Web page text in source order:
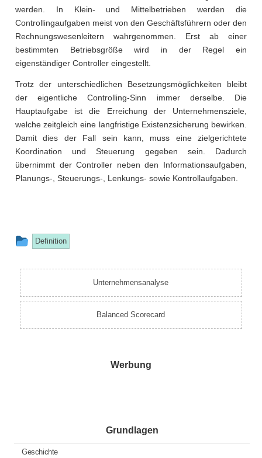
werden. In Klein- und Mittelbetrieben werden die
Controllingaufgaben meist von den Geschäftsführern oder den
Rechnungswesenleitern wahrgenommen. Erst ab einer
bestimmten Betriebsgröße wird in der Regel ein
eigenständiger Controller eingestellt.
Trotz der unterschiedlichen Besetzungsmöglichkeiten bleibt
der eigentliche Controlling-Sinn immer derselbe. Die
Hauptaufgabe ist die Erreichung der Unternehmensziele,
welche zeitgleich eine langfristige Existenzsicherung bewirken.
Damit dies der Fall sein kann, muss eine zielgerichtete
Koordination und Steuerung gegeben sein. Dadurch
übernimmt der Controller neben den Informationsaufgaben,
Planungs-, Steuerungs-, Lenkungs- sowie Kontrollaufgaben.
This
was
in
Definition
Unternehmensanalyse
Balanced Scorecard
Werbung
Grundlagen
Geschichte